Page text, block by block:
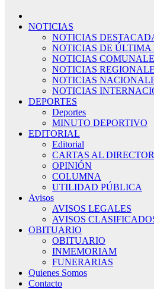
NOTICIAS
NOTICIAS
NOTICIAS DE ÚLTIMA
NOTICIAS
NOTICIAS
NOTICIAS
NOTICIAS
DEPORTES
Deportes
MINUTO DEPORTIVO
EDITORIAL
Editorial
CARTAS AL DIRECTOR
OPINIÓN
COLUMNA
UTILIDAD PÚBLICA
Avisos
AVISOS LEGALES
AVISOS
OBITUARIO
OBITUARIO
INMEMORIAM
FUNERARIAS
Quienes Somos
Contacto